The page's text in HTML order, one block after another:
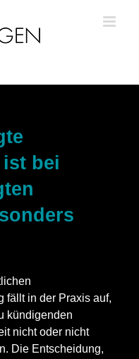
bei
fällt in der Praxis auf,
kündigenden
nicht oder nicht
Die Entscheidung,